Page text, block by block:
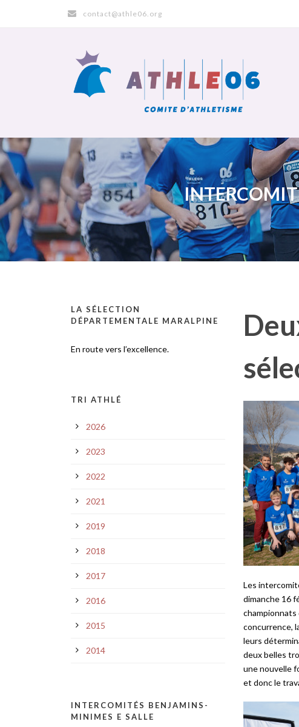
contact@athle06.org
Les
dimanche 16
championnats
concurrence,
leurs
deux belles
une nouvelle
et donc le
LA SÉLECTION
DÉPARTEMENTALE MARALPINE
En route vers l’excellence.
TRI ATHLÉ
2026
2023
2022
2021
2019
2018
2017
2016
2015
2014
INTERCOMITÉS BENJAMINS-
MINIMES E SALLE